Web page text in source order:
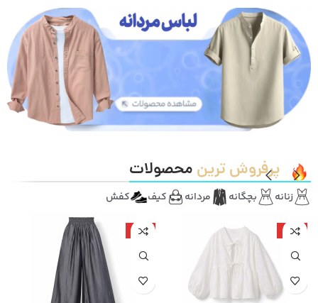
پرفروش ترین محصولات
زنانه بچگانه مردانه کیف کفش
-44%
-45%